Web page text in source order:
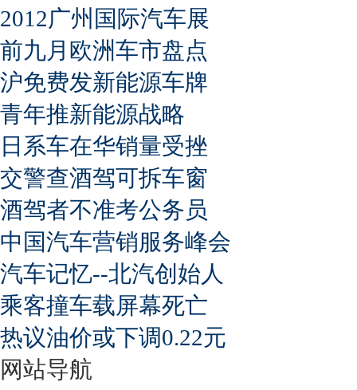
2012广州国际汽车展
前九月欧洲车市盘点
沪免费发新能源车牌
青年推新能源战略
日系车在华销量受挫
交警查酒驾可拆车窗
酒驾者不准考公务员
中国汽车营销服务峰会
汽车记忆--北汽创始人
乘客撞车载屏幕死亡
热议油价或下调0.22元
网站导航